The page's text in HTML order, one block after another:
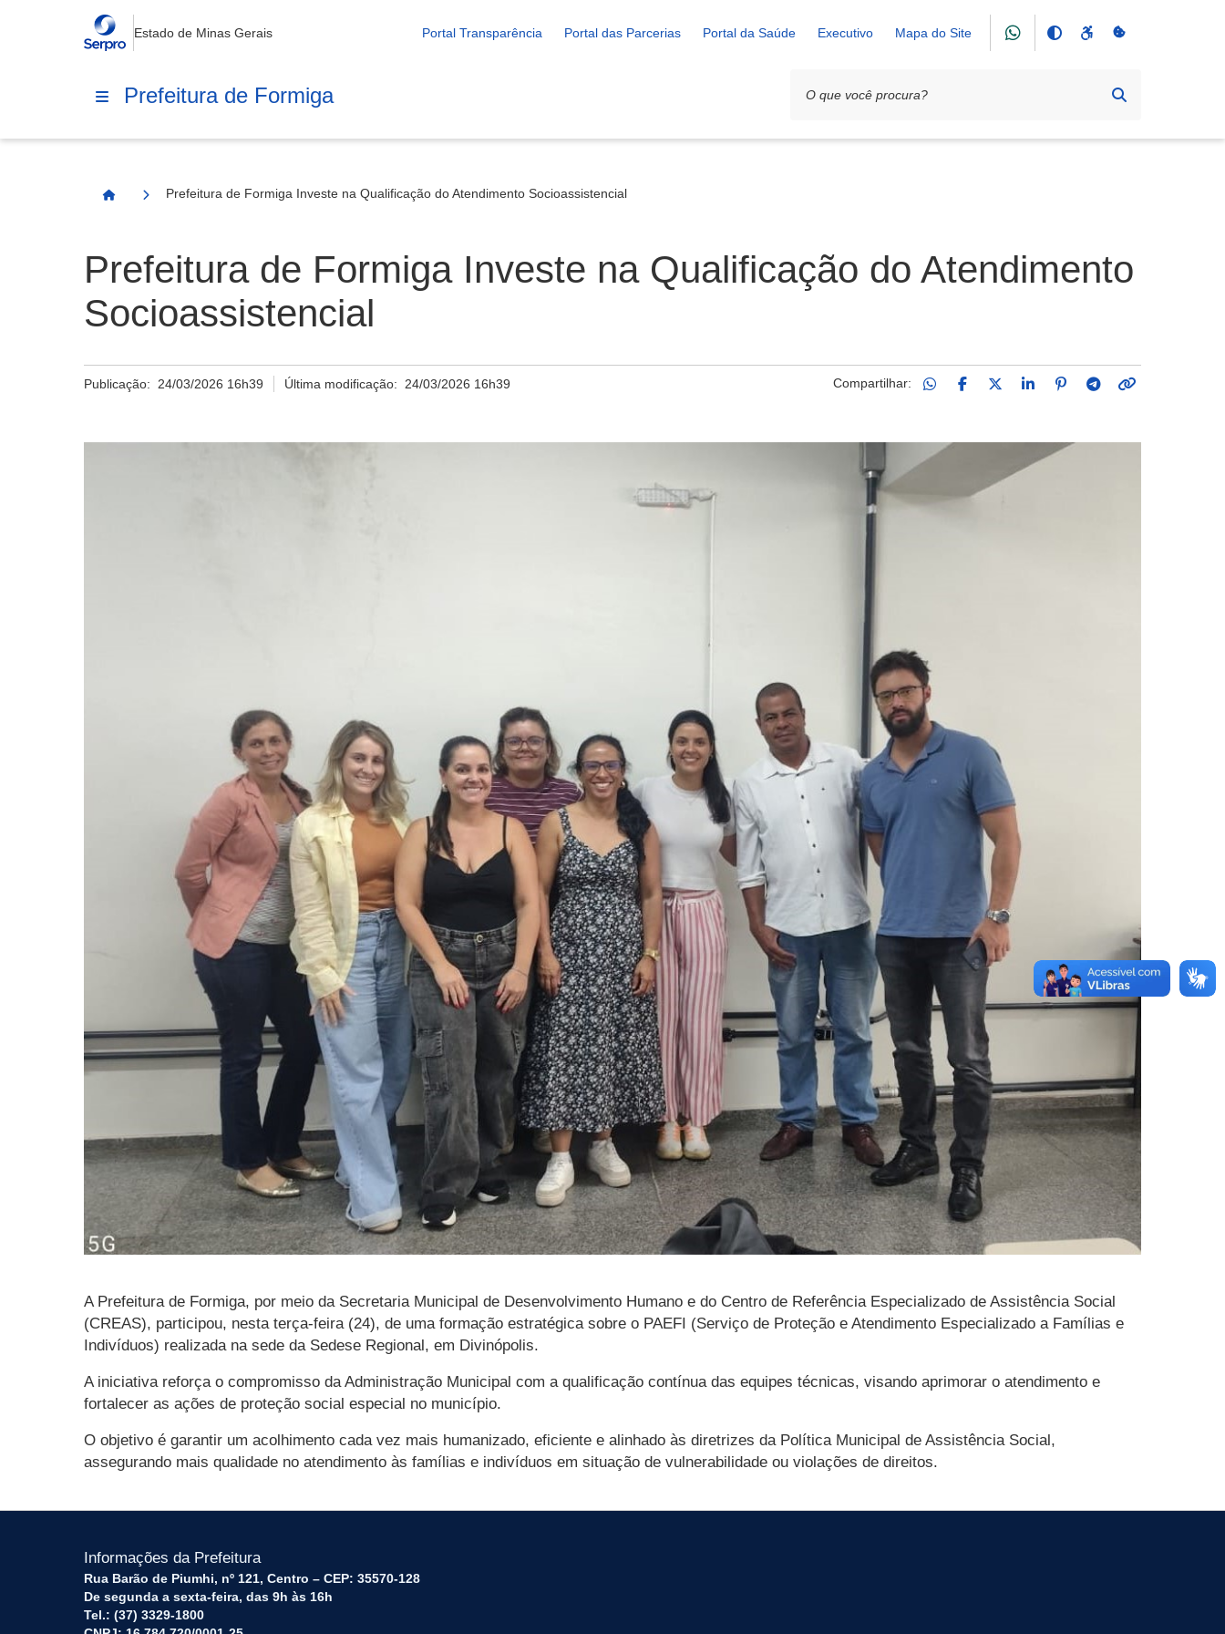
Estado de Minas Gerais Portal Transparência Portal das Parcerias Portal da Saúde Executivo Mapa do Site
Prefeitura de Formiga
Página Inicial
Prefeitura de Formiga Investe na Qualificação do Atendimento Socioassistencial
Prefeitura de Formiga Investe na Qualificação do Atendimento
Socioassistencial
Publicação: 24/03/2026 16h39 Última modificação: 24/03/2026 16h39 Compartilhar:
A Prefeitura de Formiga, por meio da Secretaria Municipal de Desenvolvimento Humano e do Centro de Referência Especializado de Assistência Social
(CREAS), participou, nesta terça-feira (24), de uma formação estratégica sobre o PAEFI (Serviço de Proteção e Atendimento Especializado a Famílias e
Indivíduos) realizada na sede da Sedese Regional, em Divinópolis.
A iniciativa reforça o compromisso da Administração Municipal com a qualificação contínua das equipes técnicas, visando aprimorar o atendimento e
fortalecer as ações de proteção social especial no município.
O objetivo é garantir um acolhimento cada vez mais humanizado, eficiente e alinhado às diretrizes da Política Municipal de Assistência Social,
assegurando mais qualidade no atendimento às famílias e indivíduos em situação de vulnerabilidade ou violações de direitos.
Informações da Prefeitura
Rua Barão de Piumhi, nº 121, Centro – CEP: 35570-128
De segunda a sexta-feira, das 9h às 16h
Tel.: (37) 3329-1800